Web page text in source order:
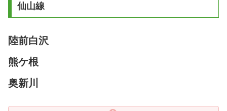
仙山線
陸前白沢
熊ケ根
奥新川